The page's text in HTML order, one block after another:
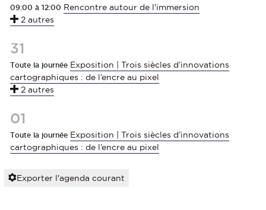
09:00 à 12:00 Rencontre autour de l'immersion
2 autres
31
Toute la journée Exposition | Trois siècles d’innovations
cartographiques : de l’encre au pixel
2 autres
01
Toute la journée Exposition | Trois siècles d’innovations
cartographiques : de l’encre au pixel
Exporter l'agenda courant